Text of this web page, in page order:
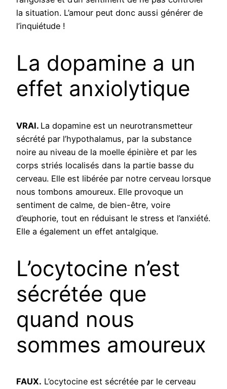
la situation. L’amour peut donc aussi générer de
l’inquiétude !
La dopamine a un
effet anxiolytique
VRAI. La dopamine est un neurotransmetteur
sécrété par l’hypothalamus, par la substance
noire au niveau de la moelle épinière et par les
corps striés localisés dans la partie basse du
cerveau. Elle est libérée par notre cerveau lorsque
nous tombons amoureux. Elle provoque un
sentiment de calme, de bien-être, voire
d’euphorie, tout en réduisant le stress et l’anxiété.
Elle a également un effet antalgique.
L’ocytocine n’est
sécrétée que
quand nous
sommes amoureux
FAUX. L’ocytocine est sécrétée par le cerveau